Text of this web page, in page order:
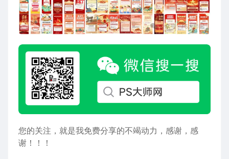
您的关注，就是我免费分享的不竭动力，感谢，感
谢！！！